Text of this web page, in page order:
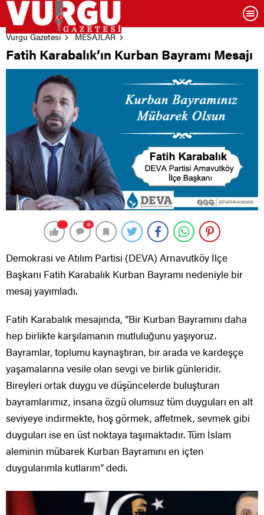
Vurgu Gazetesi MESAJLAR
Fatih Karabalık’ın Kurban Bayramı Mesajı
0
Demokrasi ve Atılım Partisi (DEVA) Arnavutköy İlçe
Başkanı Fatih Karabalık Kurban Bayramı nedeniyle bir
mesaj yayımladı.
Fatih Karabalık mesajında, “Bir Kurban Bayramını daha
hep birlikte karşılamanın mutluluğunu yaşıyoruz.
Bayramlar, toplumu kaynaştıran, bir arada ve kardeşçe
yaşamalarına vesile olan sevgi ve birlik günleridir.
Bireyleri ortak duygu ve düşüncelerde buluşturan
bayramlarımız, insana özgü olumsuz tüm duyguları en alt
seviyeye indirmekte, hoş görmek, affetmek, sevmek gibi
duyguları ise en üst noktaya taşımaktadır. Tüm İslam
aleminin mübarek Kurban Bayramını en içten
duygularımla kutlarım” dedi.